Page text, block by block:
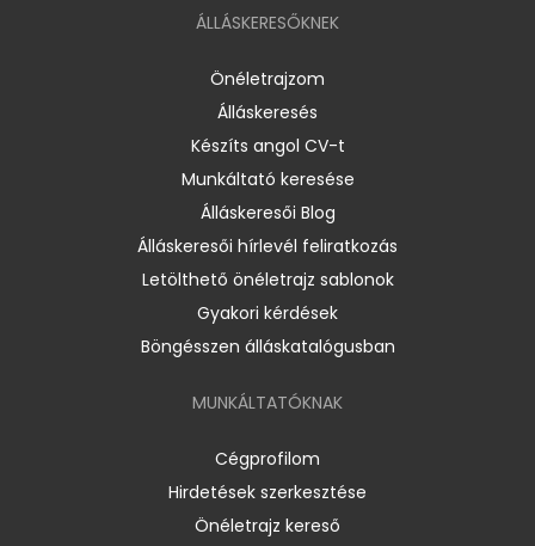
ÁLLÁSKERESŐKNEK
Önéletrajzom
Álláskeresés
Készíts angol CV-t
Munkáltató keresése
Álláskeresői Blog
Álláskeresői hírlevél feliratkozás
Letölthető önéletrajz sablonok
Gyakori kérdések
Böngésszen álláskatalógusban
MUNKÁLTATÓKNAK
Cégprofilom
Hirdetések szerkesztése
Önéletrajz kereső